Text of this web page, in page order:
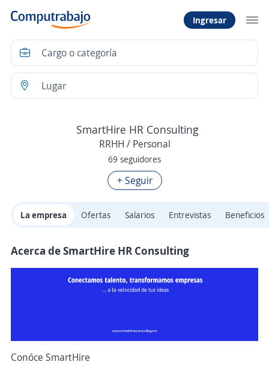
Ingresar
SmartHire HR Consulting
RRHH / Personal
69 seguidores
+ Seguir
La empresa Ofertas Salarios Entrevistas Beneficios
Acerca de SmartHire HR Consulting
Conóce SmartHire